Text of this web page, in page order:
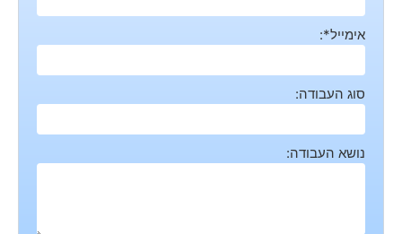
אימייל*:
סוג העבודה:
נושא העבודה: